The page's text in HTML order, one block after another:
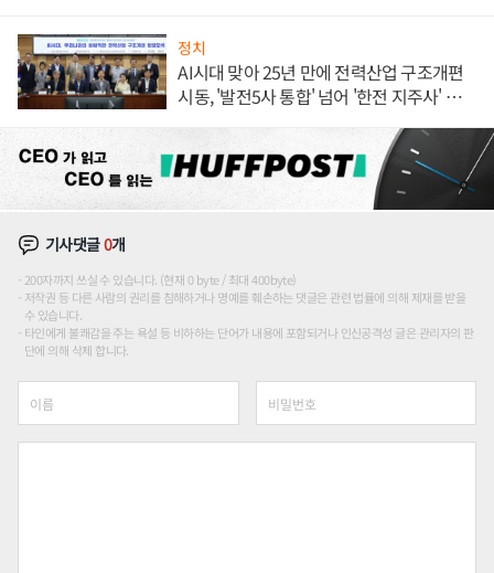
정치
AI시대 맞아 25년 만에 전력산업 구조개편
시동, '발전5사 통합' 넘어 '한전 지주사' 재편
기사댓글0개
200자까지 쓰실 수 있습니다. (현재 0 byte / 최대 400byte)
저작권 등 다른 사람의 권리를 침해하거나 명예를 훼손하는 댓글은 관련 법률에 의해 제재를 받을
수 있습니다.
타인에게 불쾌감을 주는 욕설 등 비하하는 단어가 내용에 포함되거나 인신공격성 글은 관리자의 판
단에 의해 삭제 합니다.